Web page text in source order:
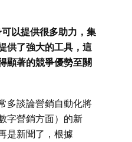
以提供很多助力，集
供了強大的工具，這
顯著的競爭優勢至關
多談論營銷自動化將
字營銷方面）的新
是新聞了，根據